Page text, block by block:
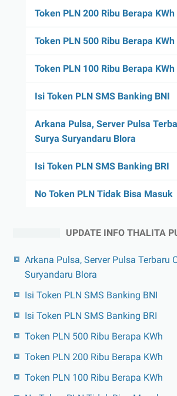
Token PLN 200 Ribu Berapa KWh
Token PLN 500 Ribu Berapa KWh
Token PLN 100 Ribu Berapa KWh
Isi Token PLN SMS Banking BNI
Arkana Pulsa, Server Pulsa
Surya Suryandaru Blora
Isi Token PLN SMS Banking BRI
No Token PLN Tidak Bisa Masuk
UPDATE INFO THALITA
Arkana Pulsa, Server Pulsa Terbaru
Suryandaru Blora
Isi Token PLN SMS Banking BNI
Isi Token PLN SMS Banking BRI
Token PLN 500 Ribu Berapa KWh
Token PLN 200 Ribu Berapa KWh
Token PLN 100 Ribu Berapa KWh